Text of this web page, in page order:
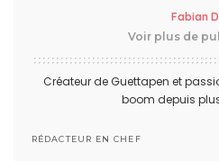
Fabian
Voir plus de
Créateur de Guettapen et
boom depuis
RÉDACTEUR EN CHEF